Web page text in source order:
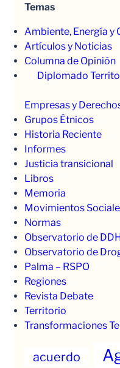
Temas
Ambiente, Energía y
Artículos y Noticias
Columna de Opinión
Diplomado
Empresas y
Grupos Étnicos
Historia Reciente
Informes
Justicia transicional
Libros
Memoria
Movimientos
Normas
Observatorio de
Observatorio de
Palma – RSPO
Regiones
Revista Debate
Territorio
Transformaciones
acuerdo